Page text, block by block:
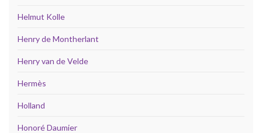
Helmut Kolle
Henry de Montherlant
Henry van de Velde
Hermès
Holland
Honoré Daumier